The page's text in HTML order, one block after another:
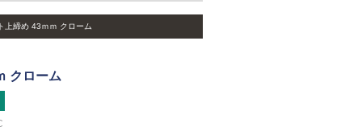
上締め 43ｍｍ クローム
クローム